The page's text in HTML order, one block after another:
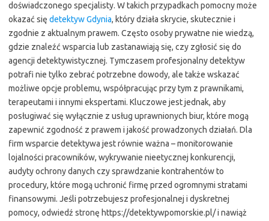
doświadczonego specjalisty. W takich przypadkach pomocny może
okazać się detektyw Gdynia, który działa skrycie, skutecznie i
zgodnie z aktualnym prawem. Często osoby prywatne nie wiedzą,
gdzie znaleźć wsparcia lub zastanawiają się, czy zgłosić się do
agencji detektywistycznej. Tymczasem profesjonalny detektyw
potrafi nie tylko zebrać potrzebne dowody, ale także wskazać
możliwe opcje problemu, współpracując przy tym z prawnikami,
terapeutami i innymi ekspertami. Kluczowe jest jednak, aby
posługiwać się wyłącznie z usług uprawnionych biur, które mogą
zapewnić zgodność z prawem i jakość prowadzonych działań. Dla
firm wsparcie detektywa jest równie ważna – monitorowanie
lojalności pracowników, wykrywanie nieetycznej konkurencji,
audyty ochrony danych czy sprawdzanie kontrahentów to
procedury, które mogą uchronić firmę przed ogromnymi stratami
finansowymi. Jeśli potrzebujesz profesjonalnej i dyskretnej
pomocy, odwiedź stronę https://detektywpomorskie.pl/ i nawiąż